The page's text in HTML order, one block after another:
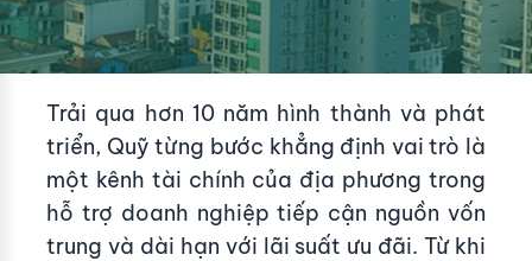
Trải qua hơn 10 năm hình thành và phát
triển, Quỹ từng bước khẳng định vai trò là
một kênh tài chính của địa phương trong
hỗ trợ doanh nghiệp tiếp cận nguồn vốn
trung và dài hạn với lãi suất ưu đãi. Từ khi